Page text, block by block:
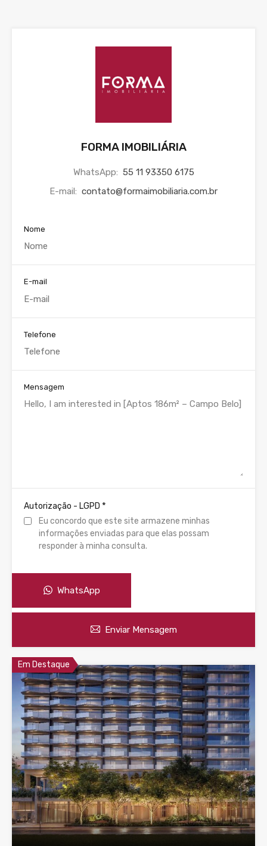
FORMA IMOBILIÁRIA
WhatsApp: 55 11 93350 6175
E-mail: contato@formaimobiliaria.com.br
Nome
E-mail
Telefone
Mensagem
Autorização - LGPD *
Eu concordo que este site armazene minhas
informações enviadas para que elas possam
responder à minha consulta.
WhatsApp
Enviar Mensagem
Em Destaque